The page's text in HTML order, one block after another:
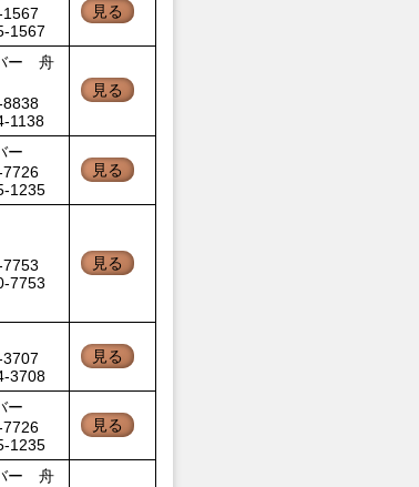
1567
見る
ー 舟
8838
1138
見る
ー
7726
1235
見る
7753
見る
3708
見る
ー
7726
1235
見る
ー 舟